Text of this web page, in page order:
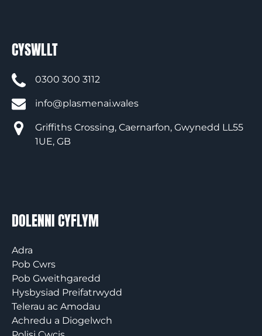
CYSWLLT
0300 300 3112
info@plasmenai.wales
Griffiths Crossing, Caernarfon, Gwynedd LL55
1UE, GB
DOLENNI CYFLYM
Adra
Pob Cwrs
Pob Gweithgaredd
Hysbysiad Preifatrwydd
Telerau ac Amodau
Achredu a Diogelwch